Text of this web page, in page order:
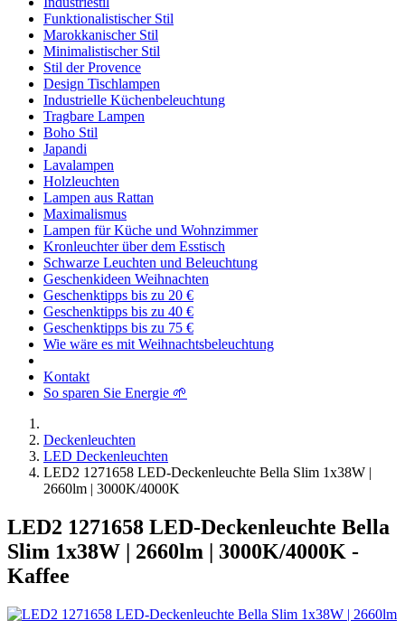
Funktionalistischer Stil
Marokkanischer Stil
Minimalistischer Stil
Stil der Provence
Design Tischlampen
Industrielle Küchenbeleuchtung
Tragbare Lampen
Boho Stil
Japandi
Lavalampen
Holzleuchten
Lampen aus Rattan
Maximalismus
Lampen für Küche und Wohnzimmer
Kronleuchter über dem Esstisch
Schwarze Leuchten und Beleuchtung
Geschenkideen Weihnachten
Geschenktipps bis zu 20 €
Geschenktipps bis zu 40 €
Geschenktipps bis zu 75 €
Wie wäre es mit Weihnachtsbeleuchtung
Kontakt
So sparen Sie Energie 🌱
Deckenleuchten
LED Deckenleuchten
LED2 1271658 LED-Deckenleuchte Bella Slim 1x38W |
2660lm | 3000K/4000K
LED2 1271658 LED-Deckenleuchte Bella
Slim 1x38W | 2660lm | 3000K/4000K -
Kaffee